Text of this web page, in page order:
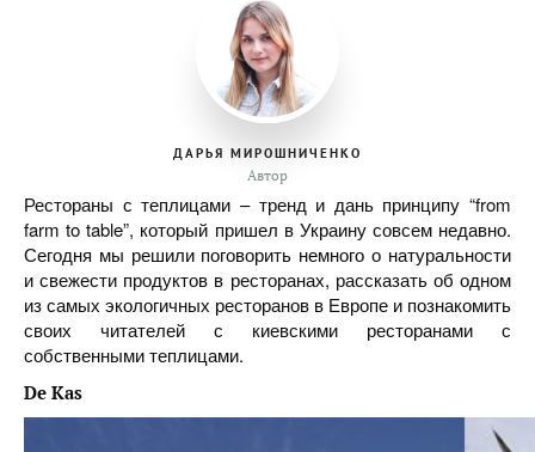
ДАРЬЯ МИРОШНИЧЕНКО
Автор
Рестораны с теплицами – тренд и дань принципу “from
farm to table”, который пришел в Украину совсем недавно.
Сегодня мы решили поговорить немного о натуральности
и свежести продуктов в ресторанах, рассказать об одном
из самых экологичных ресторанов в Европе и познакомить
своих читателей с киевскими ресторанами с
собственными теплицами.
De Kas